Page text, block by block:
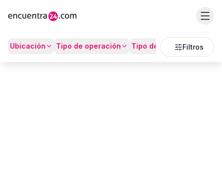
Ubicación Tipo de operación Tipo de Propiedad
Filtros
Listado